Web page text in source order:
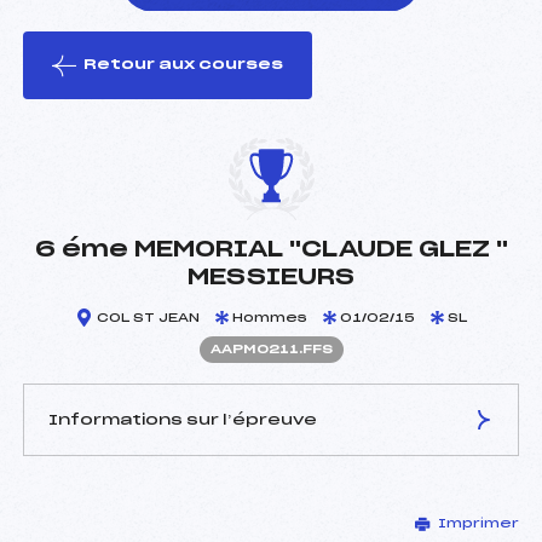
le ski
Retour aux courses
6 éme MEMORIAL "CLAUDE GLEZ "
MESSIEURS
COL ST JEAN Hommes 01/02/15 SL
AAPM0211.FFS
Informations sur l’épreuve
POUPON CHARLES (AP)
Imprimer